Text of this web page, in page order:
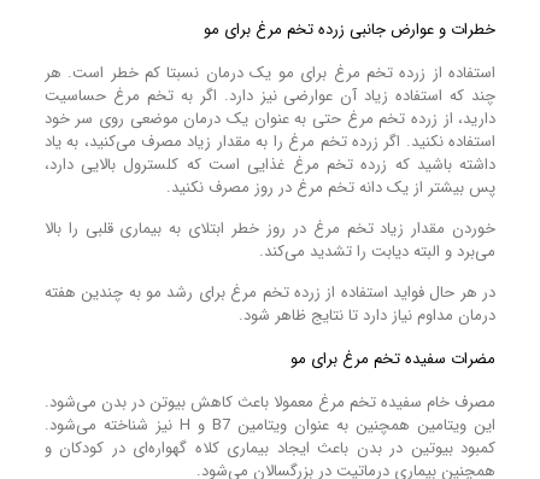
خطرات و عوارض جانبی زرده تخم مرغ برای مو
استفاده از زرده تخم مرغ برای مو‌ یک درمان نسبتا کم خطر است. هر
چند که استفاده زیاد آن عوارضی نیز دارد. اگر به تخم مرغ حساسیت
دارید، از زرده تخم مرغ حتی به عنوان یک درمان موضعی روی سر خود
استفاده نکنید. اگر زرده تخم مرغ را به مقدار زیاد مصرف می‌کنید، به یاد
داشته باشید که زرده تخم مرغ غذایی است که کلسترول بالایی دارد،
پس بیشتر از یک دانه تخم مرغ در روز مصرف نکنید.
خوردن مقدار زیاد تخم مرغ در روز خطر ابتلای به بیماری قلبی را بالا
می‌برد و البته دیابت را تشدید می‌کند.
در هر حال فواید استفاده از زرده تخم مرغ برای رشد مو‌ به چندین هفته
درمان مداوم نیاز دارد تا نتایج ظاهر شود.
مضرات سفیده تخم مرغ برای مو
مصرف خام سفیده تخم مرغ معمولا باعث کاهش بیوتن در بدن می‌شود.
این ویتامین همچنین به عنوان ویتامین B7 و H نیز شناخته می‌شود.
کمبود بیوتین در بدن باعث ایجاد بیماری کلاه گهواره‌ای در کودکان و
همچنین بیماری درماتیت در بزرگسالان می‌شود.